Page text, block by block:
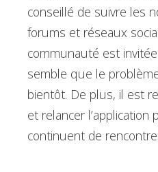
conseillé de suivre les
forums et réseaux
communauté est
semble que le
bientôt. De plus, il est
et relancer l’application
continuent de